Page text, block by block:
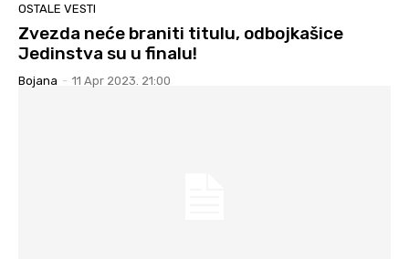
OSTALE VESTI
Zvezda neće braniti titulu, odbojkašice
Jedinstva su u finalu!
Bojana - 11 Apr 2023. 21:00